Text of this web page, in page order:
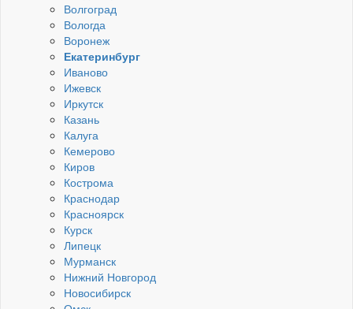
Волгоград
Вологда
Воронеж
Екатеринбург
Иваново
Ижевск
Иркутск
Казань
Калуга
Кемерово
Киров
Кострома
Краснодар
Красноярск
Курск
Липецк
Мурманск
Нижний Новгород
Новосибирск